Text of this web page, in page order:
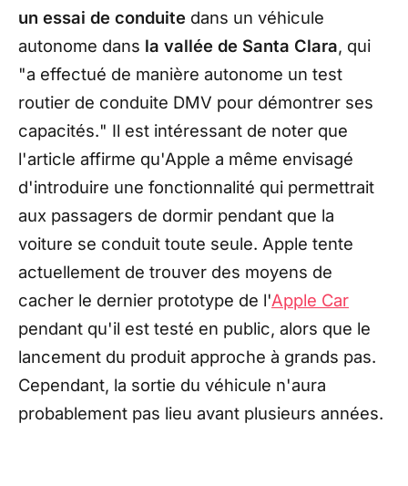
un essai de conduite dans un véhicule
autonome dans la vallée de Santa Clara, qui
"a effectué de manière autonome un test
routier de conduite DMV pour démontrer ses
capacités." Il est intéressant de noter que
l'article affirme qu'Apple a même envisagé
d'introduire une fonctionnalité qui permettrait
aux passagers de dormir pendant que la
voiture se conduit toute seule. Apple tente
actuellement de trouver des moyens de
cacher le dernier prototype de l'Apple Car
pendant qu'il est testé en public, alors que le
lancement du produit approche à grands pas.
Cependant, la sortie du véhicule n'aura
probablement pas lieu avant plusieurs années.